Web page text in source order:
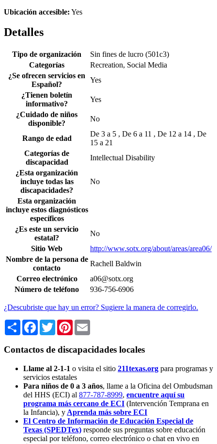
Ubicación accesible: Yes
Detalles
Tipo de organización
Sin fines de lucro (501c3)
Categorías
Recreation, Social Media
¿Se ofrecen servicios en
Español?
Yes
¿Tienen boletín
informativo?
Yes
¿Cuidado de niños
disponible?
No
Rango de edad
De 3 a 5 , De 6 a 11 , De 12 a 14 , De
15 a 21
Categorías de
discapacidad
Intellectual Disability
¿Esta organización
incluye todas las
discapacidades?
No
Esta organización
incluye estos diagnósticos
específicos
¿Es este un servicio
estatal?
No
Sitio Web
http://www.sotx.org/about/areas/area06/
Nombre de la persona de
contacto
Rachell Baldwin
Correo electrónico
a06@sotx.org
Número de teléfono
936-756-6906
¿Descubriste que hay un error? Sugiere la manera de corregirlo.
Share Facebook
TwitterPinterest
Contactos de discapacidades locales
Llame al 2-1-1 o visita el sitio 211texas.org para programas y
servicios estatales
Para niños de 0 a 3 años, llame a la Oficina del Ombudsman
del HHS (ECI) al 877-787-8999, encuentre aquí su
programa más cercano de ECI (Intervención Temprana en
la Infancia), y Aprenda más sobre ECI
El Centro de Información de Educación Especial de
Texas (SPEDTex) responde sus preguntas sobre educación
especial por teléfono, correo electrónico o chat en vivo en